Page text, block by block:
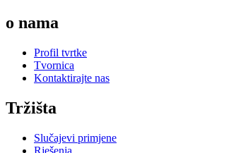
o nama
Profil tvrtke
Tvornica
Kontaktirajte nas
Tržišta
Slučajevi primjene
Rješenja